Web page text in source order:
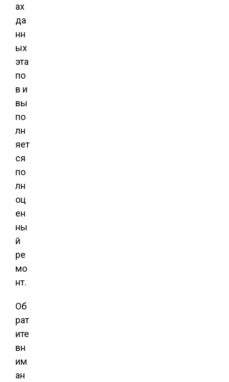
ах
да
нн
ых
эта
по
в и
вы
по
лн
яет
ся
по
лн
оц
ен
ны
й
ре
мо
нт.
Об
рат
ите
вн
им
ан